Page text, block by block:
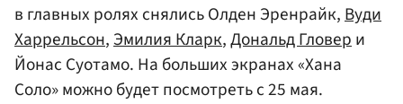
в главных ролях снялись Олден Эренрайк,Вуди
Харрельсон,Эмилия Кларк,Дональд Гловери
Йонас Суотамо. На больших экранах «Хана
Соло» можно будет посмотреть с 25 мая.